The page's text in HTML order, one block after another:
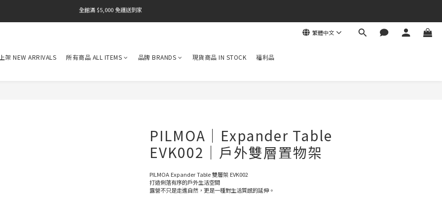
全館滿 $5,000 免運送到家
全館滿 $5,000 免運送到家
全館滿 $5,000 免運送到家
繁體中文
架 NEW ARRIVALS 所有商品 ALL ITEMS 品牌 BRANDS 現貨商品 IN STOCK 福利品
PILMOA｜Expander Table
EVK002｜戶外雙層置物架
PILMOA Expander Table 雙層架 EVK002
打造俐落有序的戶外生活空間
露營不只是走進自然，更是一種對生活質感的延伸。